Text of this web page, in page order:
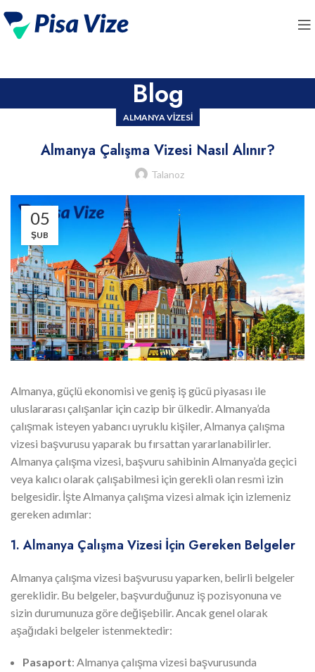
Blog
ALMANYA VIZESI
Almanya Çalışma Vizesi Nasıl Alınır?
Talanoz
05
ŞUB
Almanya, güçlü ekonomisi ve geniş iş gücü piyasası ile
uluslararası çalışanlar için cazip bir ülkedir. Almanya’da
çalışmak isteyen yabancı uyruklu kişiler, Almanya çalışma
vizesi başvurusu yaparak bu fırsattan yararlanabilirler.
Almanya çalışma vizesi, başvuru sahibinin Almanya’da geçici
veya kalıcı olarak çalışabilmesi için gerekli olan resmi izin
belgesidir. İşte Almanya çalışma vizesi almak için izlemeniz
gereken adımlar:
1. Almanya Çalışma Vizesi İçin Gereken Belgeler
Almanya çalışma vizesi başvurusu yaparken, belirli belgeler
gereklidir. Bu belgeler, başvurduğunuz iş pozisyonuna ve
sizin durumunuza göre değişebilir. Ancak genel olarak
aşağıdaki belgeler istenmektedir:
Pasaport: Almanya çalışma vizesi başvurusunda